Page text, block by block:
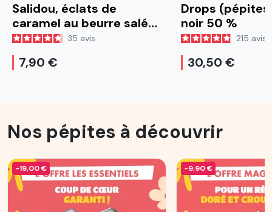
Salidou, éclats de
caramel au beurre salé
220 g
35 avis
7,90 €
Drops
noir 50 %
215 avis
30,50 €
Nos pépites à découvrir
-19,00 € -9,90 €